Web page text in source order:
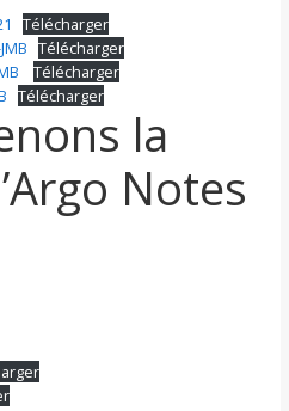
Télécharger
Télécharger
Télécharger
Télécharger
la
Notes